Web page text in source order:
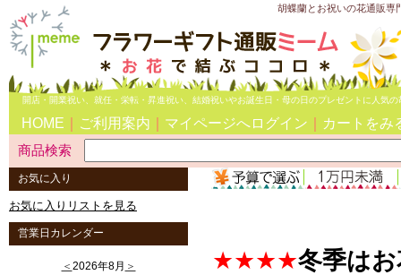
胡蝶蘭とお祝いの花通販
開店・開業祝い、就任・栄転・昇進祝い、結婚祝いやお誕生日・母の日のプレゼントに人気
HOME ご利用案内 マイページへログイン
カートをみ
商品検索
お気に入り
お気に入りリストを見る
営業日カレンダー
＜ 2026年8月 ＞
★★★★冬季は